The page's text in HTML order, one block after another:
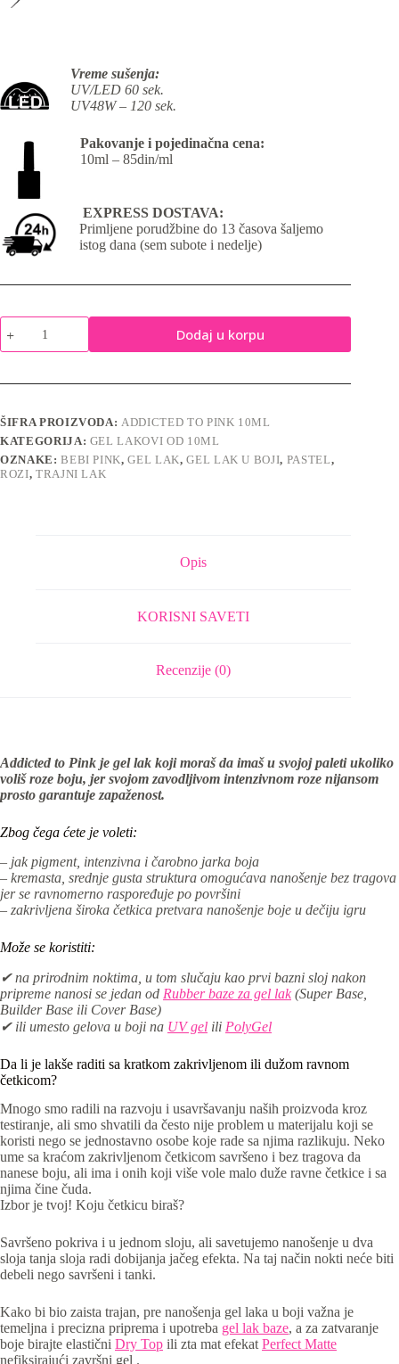
Vreme sušenja:
UV/LED 60 sek.
UV48W – 120 sek.
Pakovanje i pojedinačna cena:
10ml – 85din/ml
EXPRESS DOSTAVA:
Primljene porudžbine do 13 časova šaljemo
istog dana (sem subote i nedelje)
Addicted
to
Pink
-
lak
količina
Dodaj u korpu
ŠIFRA PROIZVODA:ADDICTED TO PINK 10ML
KATEGORIJA: GEL LAKOVI OD 10ML
OZNAKE:BEBI PINK,GEL LAK,GEL LAK U BOJI, PASTEL,
ROZI, TRAJNI LAK
Opis
KORISNI SAVETI
Recenzije (0)
Addicted to Pink je gel lak koji moraš da imaš u svojoj paleti ukoliko
voliš roze boju, jer svojom zavodljivom intenzivnom roze nijansom
prosto garantuje zapaženost.
Zbog čega ćete je voleti:
– jak pigment, intenzivna i čarobno jarka boja
– kremasta, srednje gusta struktura omogućava nanošenje bez tragova
jer se ravnomerno raspoređuje po površini
– zakrivljena široka četkica pretvara nanošenje boje u dečiju igru
Može se koristiti:
✔ na prirodnim noktima, u tom slučaju kao prvi bazni sloj nakon
pripreme nanosi se jedan od Rubber baze za gel lak(Super Base,
Builder Base ili Cover Base)
✔ ili umesto gelova u boji na UV gel ili PolyGel
Da li je lakše raditi sa kratkom zakrivljenom ili dužom ravnom
četkicom?
Mnogo smo radili na razvoju i usavršavanju naših proizvoda kroz
testiranje, ali smo shvatili da često nije problem u materijalu koji se
koristi nego se jednostavno osobe koje rade sa njima razlikuju. Neko
ume sa kraćom zakrivljenom četkicom savršeno i bez tragova da
nanese boju, ali ima i onih koji više vole malo duže ravne četkice i sa
njima čine čuda.
Izbor je tvoj! Koju četkicu biraš?
Savršeno pokriva i u jednom sloju, ali savetujemo nanošenje u dva
sloja tanja sloja radi dobijanja jačeg efekta. Na taj način nokti neće biti
debeli nego savršeni i tanki.
Kako bi bio zaista trajan, pre nanošenja gel laka u boji važna je
temeljna i precizna priprema i upotreba gel lak baze, a za zatvaranje
boje birajte elastični Dry Top ili zta mat efekatPerfect Matte
nefiksirajući završni gel .